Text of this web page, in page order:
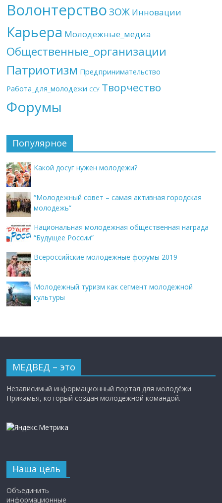
Волонтерство ЗОЖ Инновации
Карьера Молодежные_медиа
Общественные_организации
Патриотизм Предпринимательство
Работа_для_молодежи ССУ Творчество
Форумы
Популярное
Какой досуг нужен молодежи?
“Молодежный совет – самая активная городская
молодежь”
Национальная молодежная общественная награда
“Будущее России”
Всероссийские молодежные форумы 2019
Молодежный туризм как сегмент молодежной
культуры
МЕДВЕД – это
Независимый информационный портал для молодёжи
Прикамья, который создан молодежной командой.
Наша цель
Объединить
информационные